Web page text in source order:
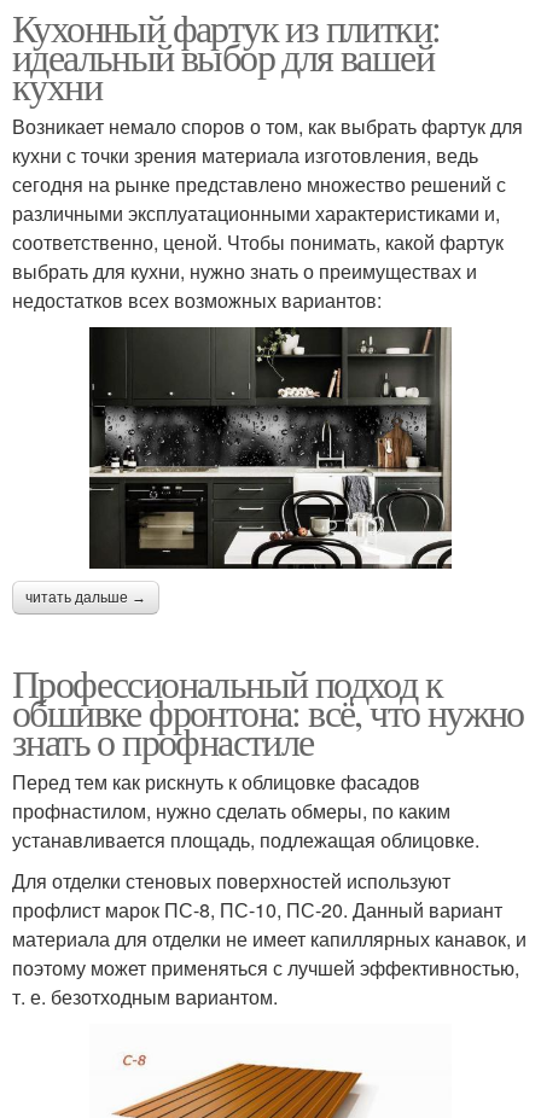
Кухонный фартук из плитки:
идеальный выбор для вашей
кухни
Возникает немало споров о том, как выбрать фартук для
кухни с точки зрения материала изготовления, ведь
сегодня на рынке представлено множество решений с
различными эксплуатационными характеристиками и,
соответственно, ценой. Чтобы понимать, какой фартук
выбрать для кухни, нужно знать о преимуществах и
недостатков всех возможных вариантов:
читать дальше →
Профессиональный подход к
обшивке фронтона: всё, что нужно
знать о профнастиле
Перед тем как рискнуть к облицовке фасадов
профнастилом, нужно сделать обмеры, по каким
устанавливается площадь, подлежащая облицовке.
Для отделки стеновых поверхностей используют
профлист марок ПС-8, ПС-10, ПС-20. Данный вариант
материала для отделки не имеет капиллярных канавок, и
поэтому может применяться с лучшей эффективностью,
т. е. безотходным вариантом.